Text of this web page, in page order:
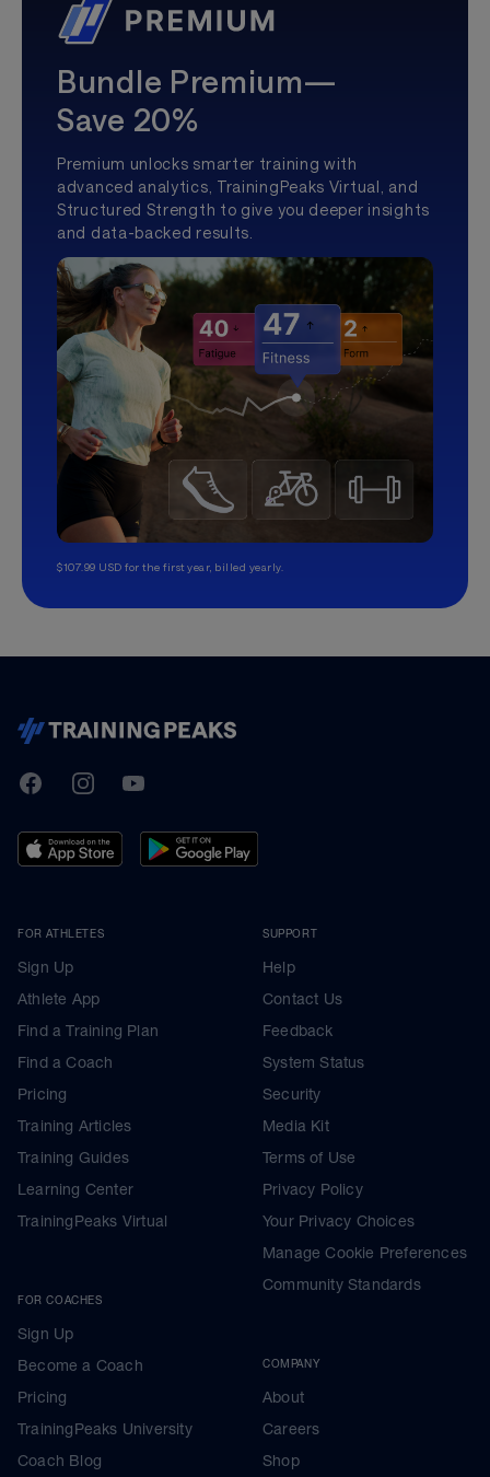
Bundle Premium—
Save 20%
Premium unlocks smarter training with
advanced analytics, TrainingPeaks Virtual, and
Structured Strength to give you deeper insights
and data-backed results.
$107.99 USD for the first year, billed yearly.
TrainingPeaks
FacebookInstagramYoutube
FOR ATHLETES
Sign Up
Athlete App
Find a Training Plan
Find a Coach
Pricing
Training Articles
Training Guides
Learning Center
TrainingPeaks Virtual
FOR COACHES
Sign Up
Become a Coach
Pricing
TrainingPeaks University
Coach Blog
SUPPORT
Help
Contact Us
Feedback
System Status
Security
Media Kit
Terms of Use
Privacy Policy
Your Privacy Choices
Manage Cookie Preferences
Community Standards
COMPANY
About
Careers
Shop